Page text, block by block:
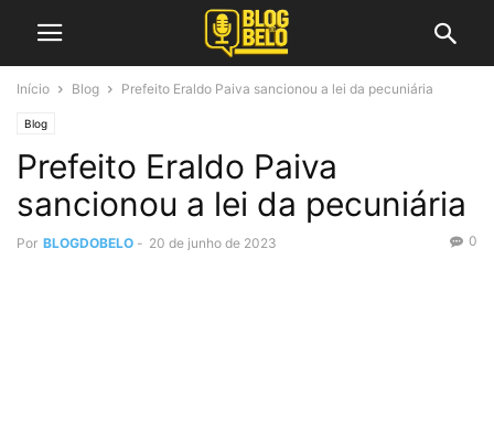
Início Blog Prefeito Eraldo Paiva sancionou a lei da pecuniária
Blog
Prefeito Eraldo Paiva
sancionou a lei da pecuniária
Por BLOGDOBELO - 20 de junho de 2023 0